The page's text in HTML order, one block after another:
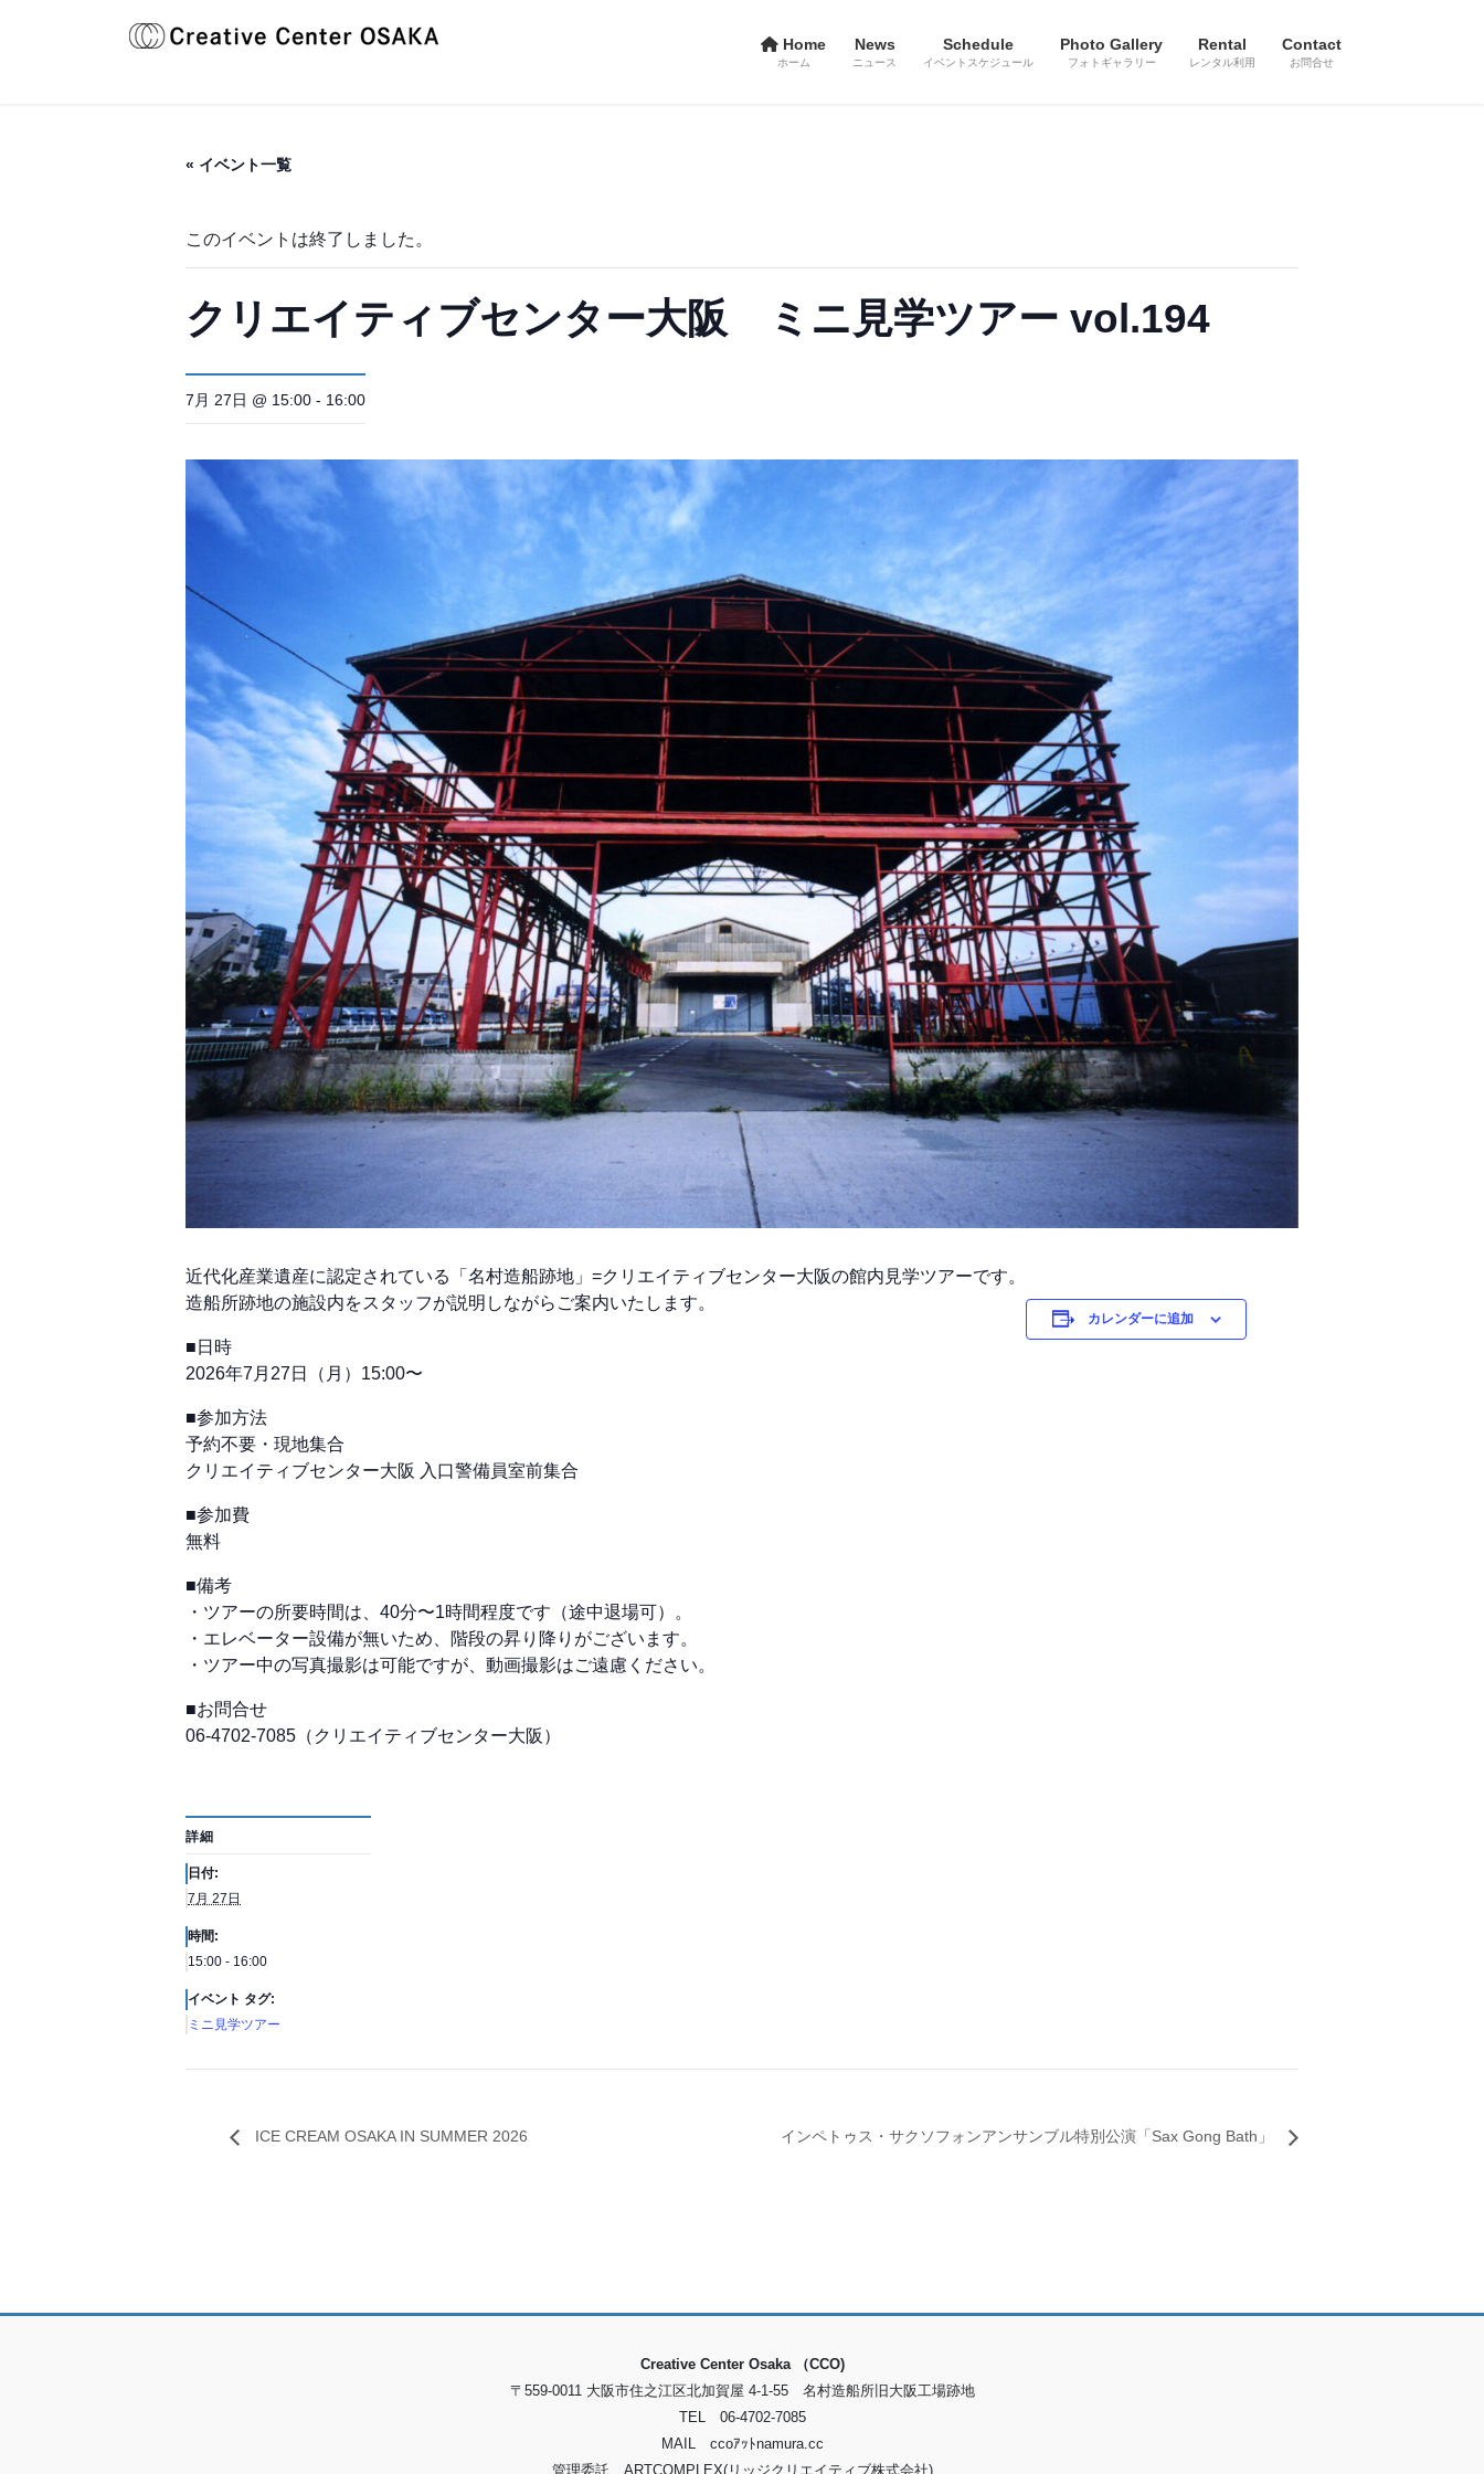
Home
ホーム
News
ニュース
Schedule
イベントスケジュール
Photo Gallery
フォトギャラリー
Rental
レンタル利用
Contact
お問合せ
« イベント一覧
このイベントは終了しました。
クリエイティブセンター大阪 ミニ見学ツアー vol.194
7月 27日 @ 15:00 - 16:00
近代化産業遺産に認定されている「名村造船跡地」=クリエイティブセンター大阪の館内見学ツアーです。
造船所跡地の施設内をスタッフが説明しながらご案内いたします。
■日時
2026年7月27日（月）15:00〜
■参加方法
予約不要・現地集合
クリエイティブセンター大阪 入口警備員室前集合
■参加費
無料
■備考
・ツアーの所要時間は、40分〜1時間程度です（途中退場可）。
・エレベーター設備が無いため、階段の昇り降りがございます。
・ツアー中の写真撮影は可能ですが、動画撮影はご遠慮ください。
■お問合せ
06-4702-7085（クリエイティブセンター大阪）
カレンダーに追加
詳細
日付:
7月 27日
時間:
15:00 - 16:00
イベント タグ:
ミニ見学ツアー
ICE CREAM OSAKA IN SUMMER 2026 インペトゥス・サクソフォンアンサンブル特別公演「Sax Gong Bath」
Creative Center Osaka （CCO)
〒559-0011 大阪市住之江区北加賀屋 4-1-55 名村造船所旧大阪工場跡地
TEL 06-4702-7085
MAIL ccoｱｯﾄnamura.cc
管理委託 ARTCOMPLEX(リッジクリエイティブ株式会社)